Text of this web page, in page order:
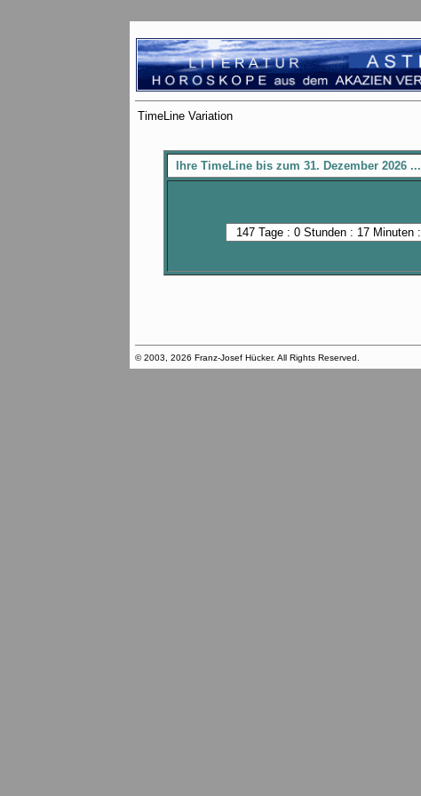
TimeLine Variation
Ihre TimeLine bis zum 31. Dezember 2026 ...
© 2003, 2026 Franz-Josef Hücker. All Rights Reserved.